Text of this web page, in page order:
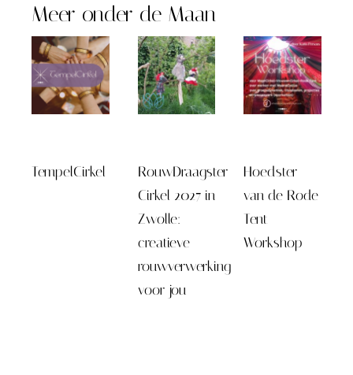
Meer onder de Maan
TempelCirkel
RouwDraagster
Cirkel 2027 in
Zwolle:
creatieve
rouwverwerking
voor jou
Hoedster
van de Rode
Tent
Workshop